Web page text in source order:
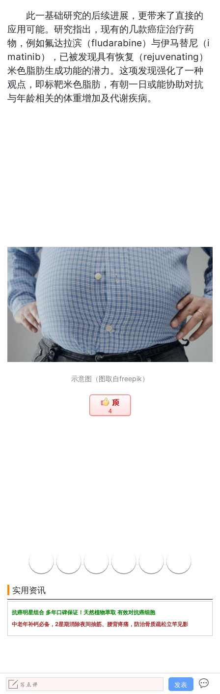
此一基础研究的后续进展，更带来了直接的
应用可能。研究指出，现有的几款癌症治疗药
物，例如氟达拉滨（fludarabine）与伊马替尼（i
matinib），已被发现具有恢复（rejuvenating）
米色脂肪生成功能的潜力。这项发现强化了一种
观点，即标靶米色脂肪，有朝一日或能协助对抗
与年龄相关的体重增加及代谢疾病。
示意图（图取自freepik）
4
实用资讯
抗癌明星组合 多年口碑保证！天然植物萃取 有效对抗癌细胞
中老年补钙必备，2星期消除夜间抽筋、腰背疼痛，防治骨质疏松立竿见影
发表